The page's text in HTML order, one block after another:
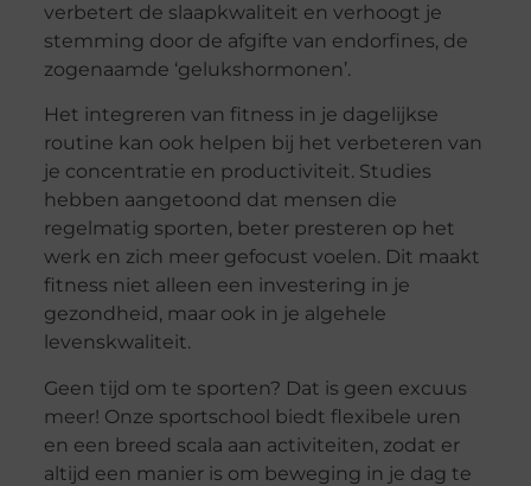
verbetert de slaapkwaliteit en verhoogt je
stemming door de afgifte van endorfines, de
zogenaamde ‘gelukshormonen’.
Het integreren van fitness in je dagelijkse
routine kan ook helpen bij het verbeteren van
je concentratie en productiviteit. Studies
hebben aangetoond dat mensen die
regelmatig sporten, beter presteren op het
werk en zich meer gefocust voelen. Dit maakt
fitness niet alleen een investering in je
gezondheid, maar ook in je algehele
levenskwaliteit.
Geen tijd om te sporten? Dat is geen excuus
meer! Onze sportschool biedt flexibele uren
en een breed scala aan activiteiten, zodat er
altijd een manier is om beweging in je dag te